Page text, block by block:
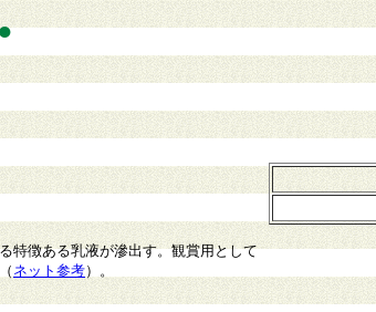
特徴ある乳液が滲出す。観賞用として
ネット参考）。